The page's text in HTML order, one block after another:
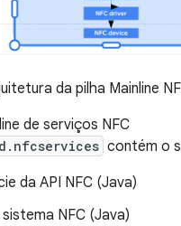
da pilha Mainline
de serviços NFC
contém o
da API NFC (Java)
NFC (Java)